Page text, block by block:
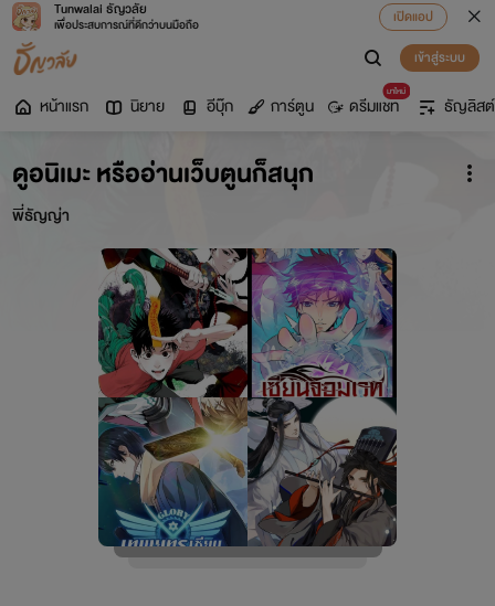
Tunwalai ธัญวลัย
เพื่อประสบการณ์ที่ดีกว่าบนมือถือ
เปิดแอป
เข้าสู่ระบบ
หน้าแรก นิยาย อีบุ๊ก การ์ตูน
มาใหม่
ดรีมแชท ธัญลิสต์
ดูอนิเมะ หรืออ่านเว็บตูนก็สนุก
พี่ธัญญ่า